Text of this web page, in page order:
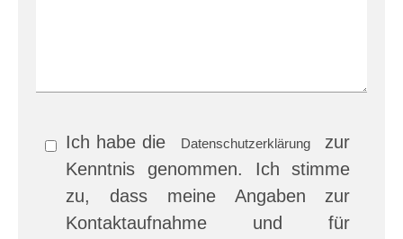
Ich habe die Datenschutzerklärung
zur
Kenntnis genommen. Ich stimme
zu, dass meine Angaben zur
Kontaktaufnahme und für